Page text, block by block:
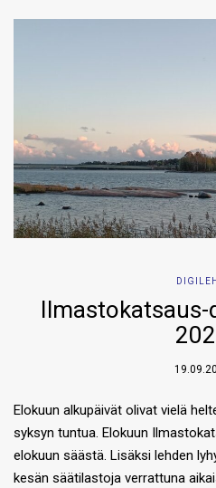
Ilmastokatsaus-
Elokuun alkupäivät olivat vielä
syksyn tuntua. Elokuun
elokuun säästä. Lisäksi lehden
kesän säätilastoja verrattuna